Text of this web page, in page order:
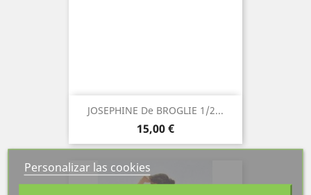
JOSEPHINE De BROGLIE 1/2...
Precio
15,00 €
Personalizar las cookies